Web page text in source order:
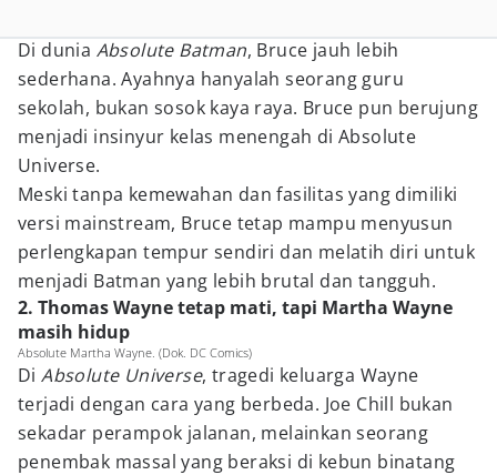
Di dunia Absolute Batman, Bruce jauh lebih
sederhana. Ayahnya hanyalah seorang guru
sekolah, bukan sosok kaya raya. Bruce pun berujung
menjadi insinyur kelas menengah di Absolute
Universe.
Meski tanpa kemewahan dan fasilitas yang dimiliki
versi mainstream, Bruce tetap mampu menyusun
perlengkapan tempur sendiri dan melatih diri untuk
menjadi Batman yang lebih brutal dan tangguh.
2. Thomas Wayne tetap mati, tapi Martha Wayne
masih hidup
Absolute Martha Wayne. (Dok. DC Comics)
DiAbsolute Universe, tragedi keluarga Wayne
terjadi dengan cara yang berbeda. Joe Chill bukan
sekadar perampok jalanan, melainkan seorang
penembak massal yang beraksi di kebun binatang